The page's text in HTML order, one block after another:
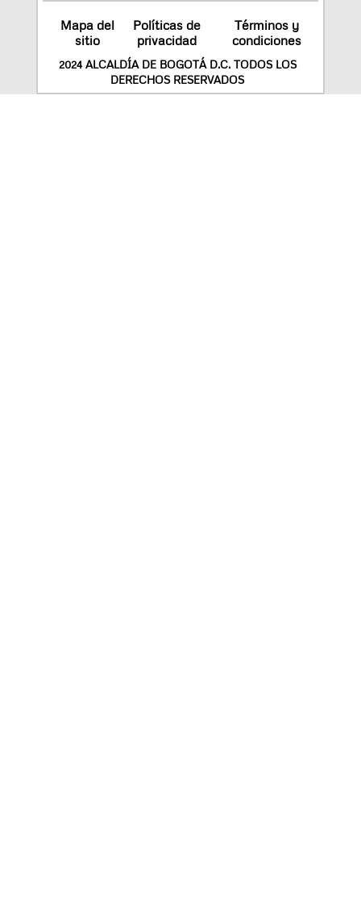
Mapa del
sitio
Políticas de
privacidad
Términos y
condiciones
2024 ALCALDÍA DE BOGOTÁ D.C. TODOS LOS
DERECHOS RESERVADOS